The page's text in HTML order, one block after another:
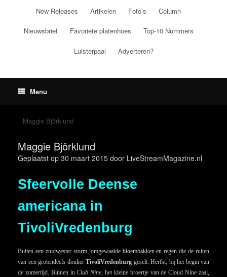
New Releases Artikelen Foto’s Column
Nieuwsbrief Favoriete platenhoes Top-10 Nummers
Luisterpaal Adverteren?
Menu
Maggie Björklund
Maggie Björklund
Geplaatst op 30 maart 2015 door LiveStreamMagazine.nl
Sfeervolle Deense
americana in
TivoliVredenburg
Buiten een zuidwester storm, omgewaaide bloembakken en regen die de ruiten
van een grotendeels donker TivoliVredenburg geselt. Herfst, bij het begin van
de zomertijd. Binnen inClub Nine , het kleine broertje van de Cloud Nine zaal,